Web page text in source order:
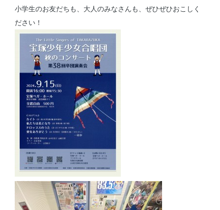
小学生のお友だちも、大人のみなさんも、ぜひぜひおこしく
ださい！